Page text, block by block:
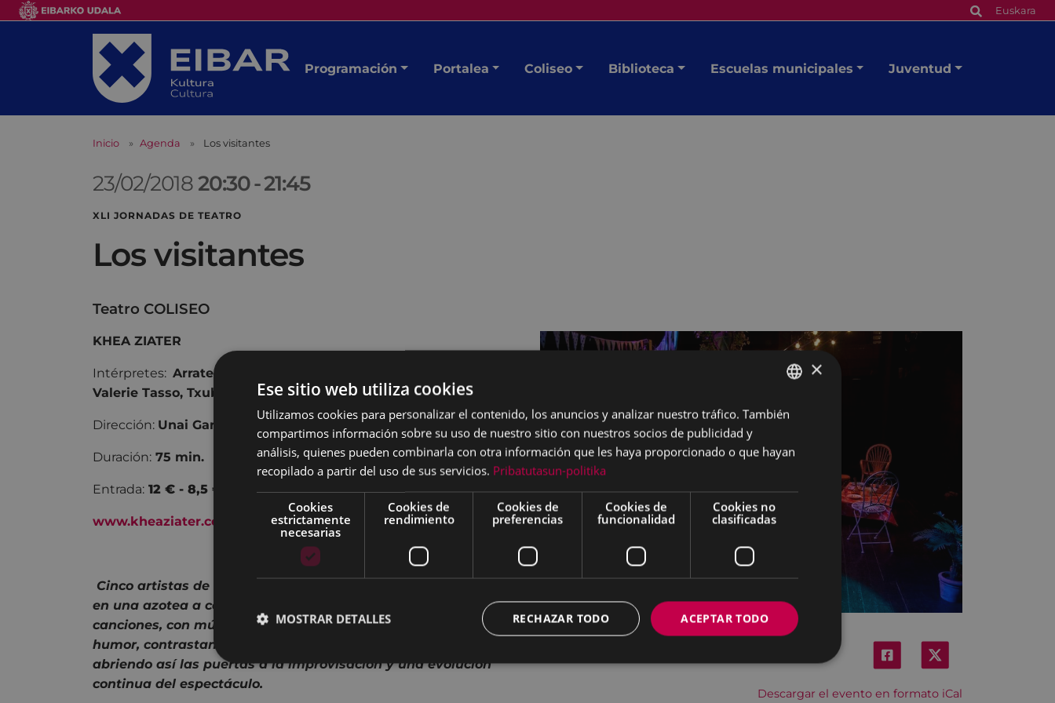
Euskara
Programación Portalea Coliseo Biblioteca Escuelas municipales Juventud
Inicio Agenda Los visitantes
23/02/201820:30-21:45
XLI JORNADAS DE TEATRO
Los visitantes
Teatro COLISEO
Descargar el evento en formato iCal
KHEA ZIATER
Intérpretes: Arrate Etxebarria, Asier Etxeandia, Enrico Barbaro,
Valerie Tasso, Txubio Fernández de Jáuregui, María Ibarretxe.
Dirección: Unai Garate
Duración: 75 min.
Entrada: 12 € - 8,5 € COLISEOAREN LAGUNA
www.kheaziater.com
Cinco artistas de diferentes ámbitos de la cultura se reúnen
en una azotea a comer, beber, opinar y escuchar anécdotas y
canciones, con música en directo. A buen ritmo y con mucho
humor, contrastan sus reflexiones con el gran público,
abriendo así las puertas a la improvisación y una evolución
continua del espectáculo.
BASQUE
×
Ese sitio web utiliza cookies
Utilizamos cookies para personalizar el contenido, los anuncios y analizar nuestro tráfico. También
compartimos información sobre su uso de nuestro sitio con nuestros socios de publicidad y
análisis, quienes pueden combinarla con otra información que les haya proporcionado o que hayan
recopilado a partir del uso de sus servicios. Pribatutasun-politika
Cookies
estrictamente
necesarias
Cookies de
rendimiento
Cookies de
preferencias
Cookies de
funcionalidad
Cookies no
clasificadas
ACEPTAR TODO
RECHAZAR TODO
MOSTRAR DETALLES